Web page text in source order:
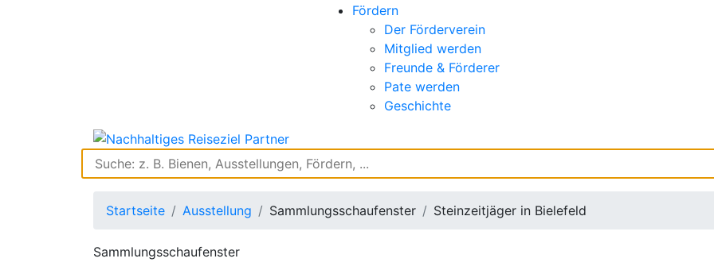
Fördern
Der Förderverein
Mitglied werden
Freunde & Förderer
Pate werden
Geschichte
Startseite Ausstellung Sammlungsschaufenster Steinzeitjäger in Bielefeld
Sammlungsschaufenster